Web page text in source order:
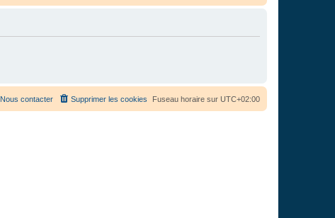
Fuseau horaire sur UTC+02:00
Supprimer les cookies
Nous contacter